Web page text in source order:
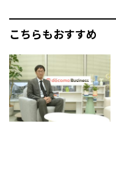
こちらもおすすめ